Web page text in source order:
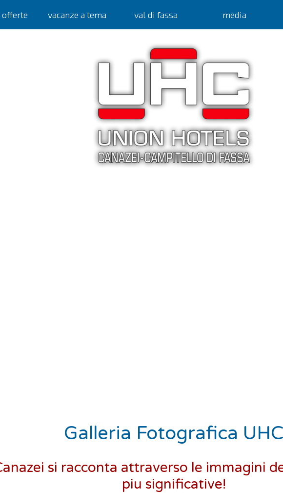
offerte vacanze a tema val di fassa media
Galleria Fotografica UHC
si racconta attraverso le immagini
piu significative!